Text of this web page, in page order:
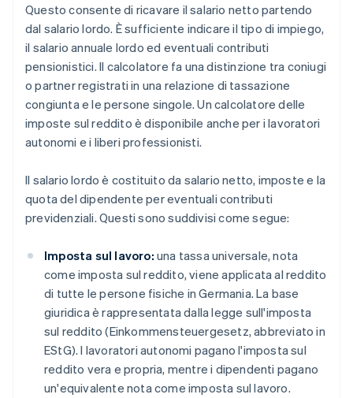
Questo consente di ricavare il salario netto partendo
dal salario lordo. È sufficiente indicare il tipo di impiego,
il salario annuale lordo ed eventuali contributi
pensionistici. Il calcolatore fa una distinzione tra coniugi
o partner registrati in una relazione di tassazione
congiunta e le persone singole. Un calcolatore delle
imposte sul reddito è disponibile anche per i lavoratori
autonomi e i liberi professionisti.
Il salario lordo è costituito da salario netto, imposte e la
quota del dipendente per eventuali contributi
previdenziali. Questi sono suddivisi come segue:
Imposta sul lavoro: una tassa universale, nota
come imposta sul reddito, viene applicata al reddito
di tutte le persone fisiche in Germania. La base
giuridica è rappresentata dalla legge sull'imposta
sul reddito (Einkommensteuergesetz, abbreviato in
EStG). I lavoratori autonomi pagano l'imposta sul
reddito vera e propria, mentre i dipendenti pagano
un'equivalente nota come imposta sul lavoro.